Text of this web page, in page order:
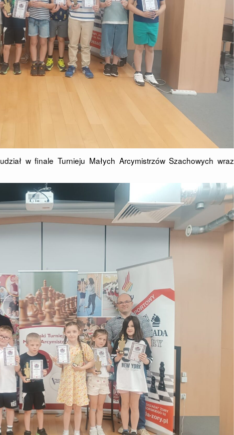
w finale Turnieju Małych Arcymistrzów Szachowych wraz